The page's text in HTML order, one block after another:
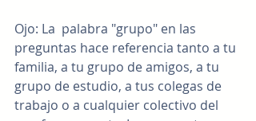
Ojo: La  palabra "grupo" en las
preguntas hace referencia tanto a tu
familia, a tu grupo de amigos, a tu
grupo de estudio, a tus colegas de
trabajo o a cualquier colectivo del